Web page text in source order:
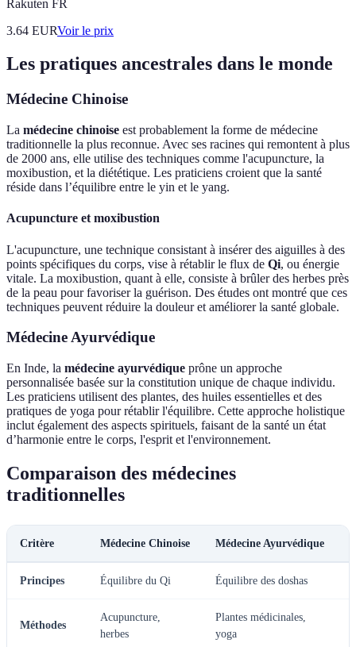
Rakuten FR
3.64 EURVoir le prix
Les pratiques ancestrales dans le monde
Médecine Chinoise
La médecine chinoise est probablement la forme de médecine
traditionnelle la plus reconnue. Avec ses racines qui remontent à plus
de 2000 ans, elle utilise des techniques comme l'acupuncture, la
moxibustion, et la diététique. Les praticiens croient que la santé
réside dans l’équilibre entre le yin et le yang.
Acupuncture et moxibustion
L'acupuncture, une technique consistant à insérer des aiguilles à des
points spécifiques du corps, vise à rétablir le flux de Qi, ou énergie
vitale. La moxibustion, quant à elle, consiste à brûler des herbes près
de la peau pour favoriser la guérison. Des études ont montré que ces
techniques peuvent réduire la douleur et améliorer la santé globale.
Médecine Ayurvédique
En Inde, la médecine ayurvédique prône un approche
personnalisée basée sur la constitution unique de chaque individu.
Les praticiens utilisent des plantes, des huiles essentielles et des
pratiques de yoga pour rétablir l'équilibre. Cette approche holistique
inclut également des aspects spirituels, faisant de la santé un état
d’harmonie entre le corps, l'esprit et l'environnement.
Comparaison des médecines
traditionnelles
Critère Médecine Chinoise Médecine Ayurvédique
Principes Équilibre du Qi Équilibre des doshas
Méthodes
Acupuncture,
herbes
Plantes médicinales,
yoga